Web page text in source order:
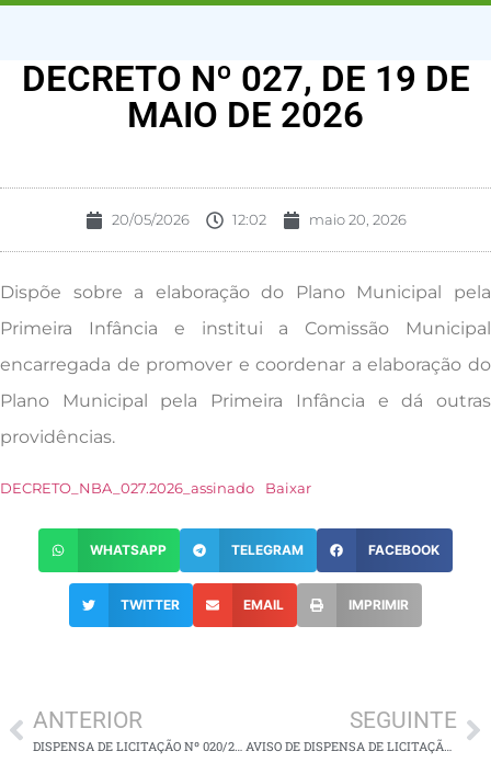
DECRETO Nº 027, DE 19 DE
MAIO DE 2026
20/05/2026 12:02 maio 20, 2026
Dispõe sobre a elaboração do Plano Municipal pela
Primeira Infância e institui a Comissão Municipal
encarregada de promover e coordenar a elaboração do
Plano Municipal pela Primeira Infância e dá outras
providências.
DECRETO_NBA_027.2026_assinado Baixar
WHATSAPP TELEGRAM FACEBOOK
TWITTER EMAIL IMPRIMIR
ANTERIOR
DISPENSA DE LICITAÇÃO Nº 020/2026
SEGUINTE
AVISO DE DISPENSA DE LICITAÇÃO Nº 021/2026